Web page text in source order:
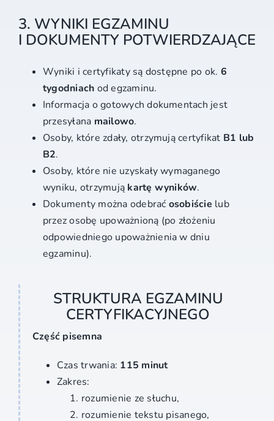
3. WYNIKI EGZAMINU
I DOKUMENTY POTWIERDZAJĄCE
Wyniki i certyfikaty są dostępne po ok. 6
tygodniach od egzaminu.
Informacja o gotowych dokumentach jest
przesyłana mailowo.
Osoby, które zdały, otrzymują certyfikat B1 lub
B2.
Osoby, które nie uzyskały wymaganego
wyniku, otrzymują kartę wyników.
Dokumenty można odebrać osobiście lub
przez osobę upoważnioną (po złożeniu
odpowiedniego upoważnienia w dniu
egzaminu).
STRUKTURA EGZAMINU
CERTYFIKACYJNEGO
Część pisemna
Czas trwania: 115 minut
Zakres:
rozumienie ze słuchu,
rozumienie tekstu pisanego,